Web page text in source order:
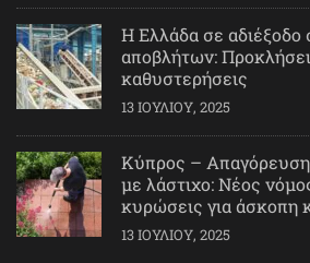
Η Ελλάδα σε αδιέξοδο
αποβλήτων:
καθυστερήσεις
13 ΙΟΥΛΊΟΥ, 2025
Κύπρος –
με λάστιχο: Νέος
κυρώσεις για άσκοπη
13 ΙΟΥΛΊΟΥ, 2025